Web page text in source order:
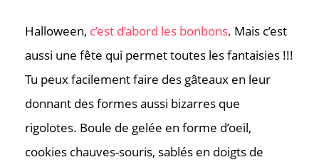
Halloween, c’est d’abord les bonbons. Mais c’est
aussi une fête qui permet toutes les fantaisies !!!
Tu peux facilement faire des gâteaux en leur
donnant des formes aussi bizarres que
rigolotes. Boule de gelée en forme d’oeil,
cookies chauves-souris, sablés en doigts de